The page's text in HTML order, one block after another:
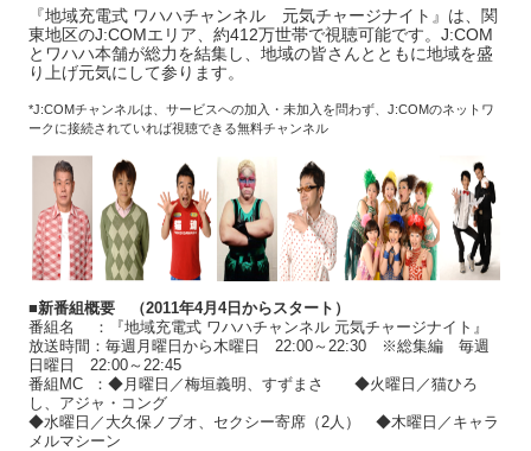
『地域充電式 ワハハチャンネル 元気チャージナイト』は、関
東地区のJ:COMエリア、約412万世帯で視聴可能です。J:COM
とワハハ本舗が総力を結集し、地域の皆さんとともに地域を盛
り上げ元気にして参ります。
*J:COMチャンネルは、サービスへの加入・未加入を問わず、J:COMのネットワ
ークに接続されていれば視聴できる無料チャンネル
■新番組概要 （2011年4月4日からスタート）
番組名 ：『地域充電式 ワハハチャンネル 元気チャージナイト』
放送時間：毎週月曜日から木曜日 22:00～22:30 ※総集編 毎週
日曜日 22:00～22:45
番組MC ：◆月曜日／梅垣義明、すずまさ ◆火曜日／猫ひろ
し、アジャ・コング
◆水曜日／大久保ノブオ、セクシー寄席（2人） ◆木曜日／キャラ
メルマシーン